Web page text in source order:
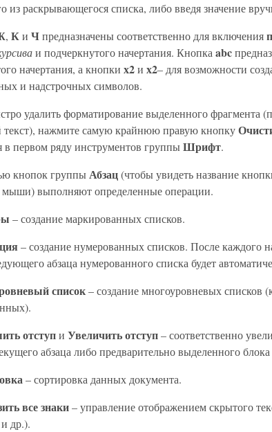
из раскрывающегося списка, либо введя значение
, Ки Чпредназначены соответственно для включения
и подчеркнутого начертания. Кнопкаabc
начертания, а кнопки х2и х2– для возможности
и надстрочных символов.
удалить форматирование выделенного фрагмента
текст), нажмите самую крайнюю правую кнопку
в первом ряду инструментов группыШрифт.
кнопок группыАбзац(чтобы увидеть название
мыши) выполняют определенные операции.
– создание маркированных списков.
– создание нумерованных списков. После каждого
абзаца нумерованного списка будет
список– создание многоуровневых списков
отступи Увеличить отступ– соответственно
абзаца либо предварительно выделенного блока
– сортировка данных документа.
все знаки– управление отображением скрытого
др.).